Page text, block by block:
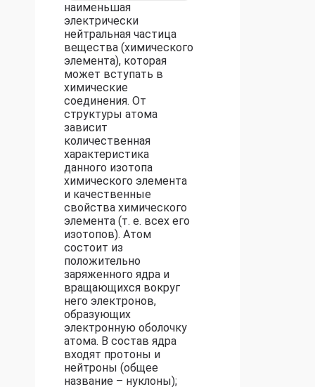
наименьшая
электрически
нейтральная частица
вещества (химического
элемента), которая
может вступать в
химические
соединения. От
структуры атома
зависит
количественная
характеристика
данного изотопа
химического элемента
и качественные
свойства химического
элемента (т. е. всех его
изотопов). Атом
состоит из
положительно
заряженного ядра и
вращающихся вокруг
него электронов,
образующих
электронную оболочку
атома. В состав ядра
входят протоны и
нейтроны (общее
название – нуклоны);